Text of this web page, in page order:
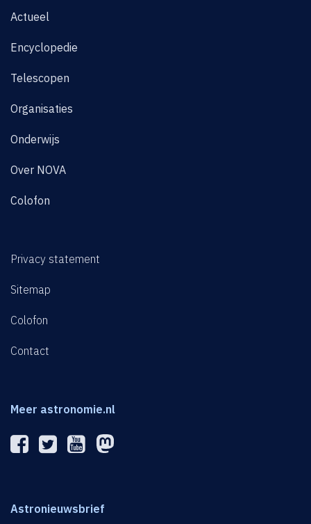
Actueel
Encyclopedie
Telescopen
Organisaties
Onderwijs
Over NOVA
Colofon
Privacy statement
Sitemap
Colofon
Contact
Meer astronomie.nl
Astronieuwsbrief